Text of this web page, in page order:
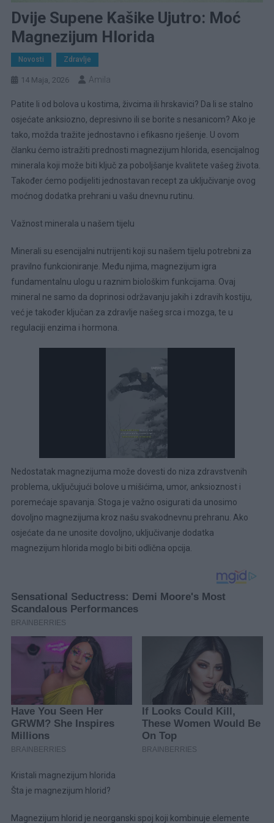
Dvije Supene Kašike Ujutro: Moć
Magnezijum Hlorida
Novosti Zdravlje
14 Maja, 2026 Amila
Patite li od bolova u kostima, živcima ili hrskavici? Da li se stalno
osjećate anksiozno, depresivno ili se borite s nesanicom? Ako je
tako, možda tražite jednostavno i efikasno rješenje. U ovom
članku ćemo istražiti prednosti magnezijum hlorida, esencijalnog
minerala koji može biti ključ za poboljšanje kvalitete vašeg života.
Također ćemo podijeliti jednostavan recept za uključivanje ovog
moćnog dodatka prehrani u vašu dnevnu rutinu.
Važnost minerala u našem tijelu
Minerali su esencijalni nutrijenti koji su našem tijelu potrebni za
pravilno funkcioniranje. Među njima, magnezijum igra
fundamentalnu ulogu u raznim biološkim funkcijama. Ovaj
mineral ne samo da doprinosi održavanju jakih i zdravih kostiju,
već je također ključan za zdravlje našeg srca i mozga, te u
regulaciji enzima i hormona.
Nedostatak magnezijuma može dovesti do niza zdravstvenih
problema, uključujući bolove u mišićima, umor, anksioznost i
poremećaje spavanja. Stoga je važno osigurati da unosimo
dovoljno magnezijuma kroz našu svakodnevnu prehranu. Ako
osjećate da ne unosite dovoljno, uključivanje dodatka
magnezijum hlorida moglo bi biti odlična opcija.
Kristali magnezijum hlorida
Šta je magnezijum hlorid?
Magnezijum hlorid je neorganski spoj koji kombinuje elemente